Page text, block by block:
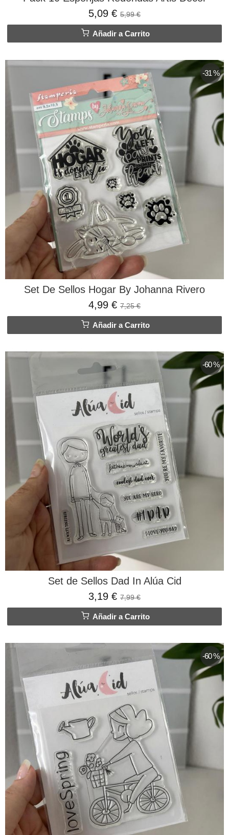
5,09 € 5,99 €
Añadir a Carrito
-31 %
Set De Sellos Hogar By Johanna Rivero
4,99 € 7,25 €
Añadir a Carrito
-60 %
Set de Sellos Dad In Alúa Cid
3,19 € 7,99 €
Añadir a Carrito
-60 %